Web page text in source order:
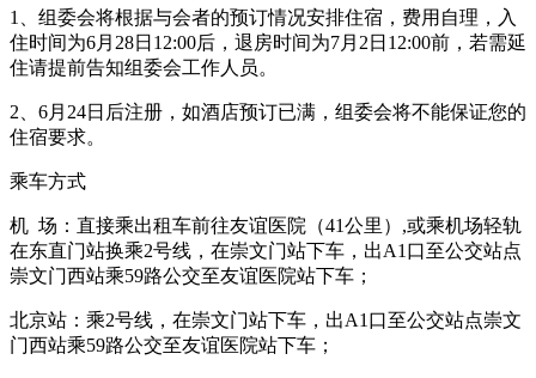
1、组委会将根据与会者的预订情况安排住宿，费用自理，入
住时间为6月28日12:00后，退房时间为7月2日12:00前，若需延
住请提前告知组委会工作人员。
2、6月24日后注册，如酒店预订已满，组委会将不能保证您的
住宿要求。
乘车方式
机 场：直接乘出租车前往友谊医院（41公里）,或乘机场轻轨
在东直门站换乘2号线，在崇文门站下车，出A1口至公交站点
崇文门西站乘59路公交至友谊医院站下车；
北京站：乘2号线，在崇文门站下车，出A1口至公交站点崇文
门西站乘59路公交至友谊医院站下车；